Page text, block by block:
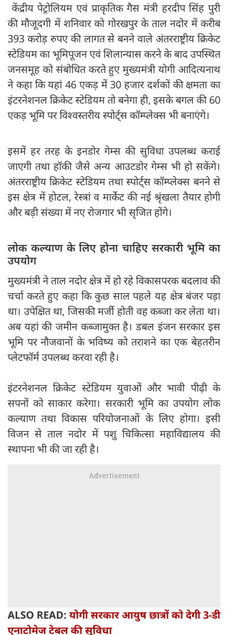
केंद्रीय पेट्रोलियम एवं प्राकृतिक गैस मंत्री हरदीप सिंह पुरी
की मौजूदगी में शनिवार को गोरखपुर के ताल नदोर में करीब
393 करोड़ रुपए की लागत से बनने वाले अंतरराष्ट्रीय क्रिकेट
स्टेडियम का भूमिपूजन एवं शिलान्यास करने के बाद उपस्थित
जनसमूह को संबोधित करते हुए मुख्यमंत्री योगी आदित्यनाथ
ने कहा कि यहां 46 एकड़ में 30 हजार दर्शकों की क्षमता का
इंटरनेशनल क्रिकेट स्टेडियम तो बनेगा ही, इसके बगल की 60
एकड़ भूमि पर विश्वस्तरीय स्पोर्ट्स कॉम्प्लेक्स भी बनाएंगे।
इसमें हर तरह के इनडोर गेम्स की सुविधा उपलब्ध कराई
जाएगी तथा हॉकी जैसे अन्य आउटडोर गेम्स भी हो सकेंगे।
अंतरराष्ट्रीय क्रिकेट स्टेडियम तथा स्पोर्ट्स कॉम्प्लेक्स बनने से
इस क्षेत्र में होटल, रेस्त्रां व मार्केट की नई श्रृंखला तैयार होगी
और बड़ी संख्या में नए रोजगार भी सृजित होंगे।
लोक कल्याण के लिए होना चाहिए सरकारी भूमि का
उपयोग
मुख्यमंत्री ने ताल नदोर क्षेत्र में हो रहे विकासपरक बदलाव की
चर्चा करते हुए कहा कि कुछ साल पहले यह क्षेत्र बंजर पड़ा
था। उपेक्षित था, जिसकी मर्जी होती वह कब्जा कर लेता था।
अब यहां की जमीन कब्जामुक्त है। डबल इंजन सरकार इस
भूमि पर नौजवानों के भविष्य को तराशने का एक बेहतरीन
प्लेटफॉर्म उपलब्ध करवा रही है।
इंटरनेशनल क्रिकेट स्टेडियम युवाओं और भावी पीढ़ी के
सपनों को साकार करेगा। सरकारी भूमि का उपयोग लोक
कल्याण तथा विकास परियोजनाओं के लिए होगा। इसी
विजन से ताल नदोर में पशु चिकित्सा महाविद्यालय की
स्थापना भी की जा रही है।
ALSO READ: योगी सरकार आयुष छात्रों को देगी 3-डी
एनाटोमेज टेबल की सुविधा